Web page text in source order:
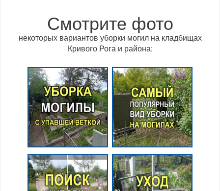
Смотрите фото
некоторых вариантов уборки могил на кладбищах
Кривого Рога и района: